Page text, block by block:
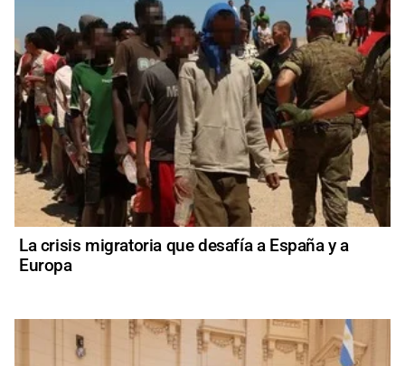
La crisis migratoria que desafía a España y a
Europa